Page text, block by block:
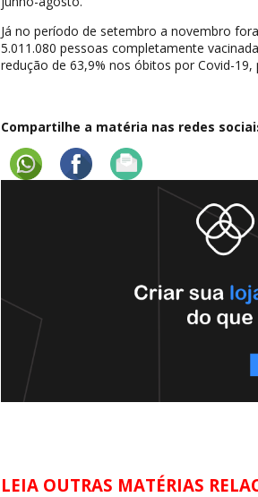
Já no período de setembro a novembro
5.011.080 pessoas completamente
redução de 63,9% nos óbitos por Covid-
Compartilhe a matéria nas redes
LEIA OUTRAS MATÉRIAS